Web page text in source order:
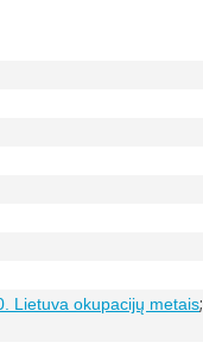
Lietuva okupacijų metais;